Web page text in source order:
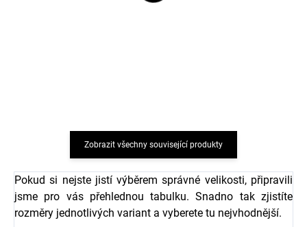
Zobrazit všechny související produkty
Pokud si nejste jistí výběrem správné velikosti, připravili
jsme pro vás přehlednou tabulku. Snadno tak zjistíte
rozměry jednotlivých variant a vyberete tu nejvhodnější.